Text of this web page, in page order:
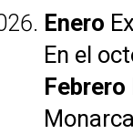
Enero
En el
Febrero